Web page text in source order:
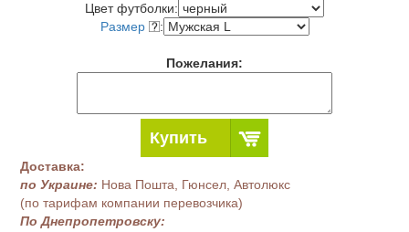
Цвет футболки:
Размер
:
Пожелания:
Купить
Доставка:
по Украине: Нова Пошта, Гюнсел, Автолюкс
(по тарифам компании перевозчика)
По Днепропетровску: